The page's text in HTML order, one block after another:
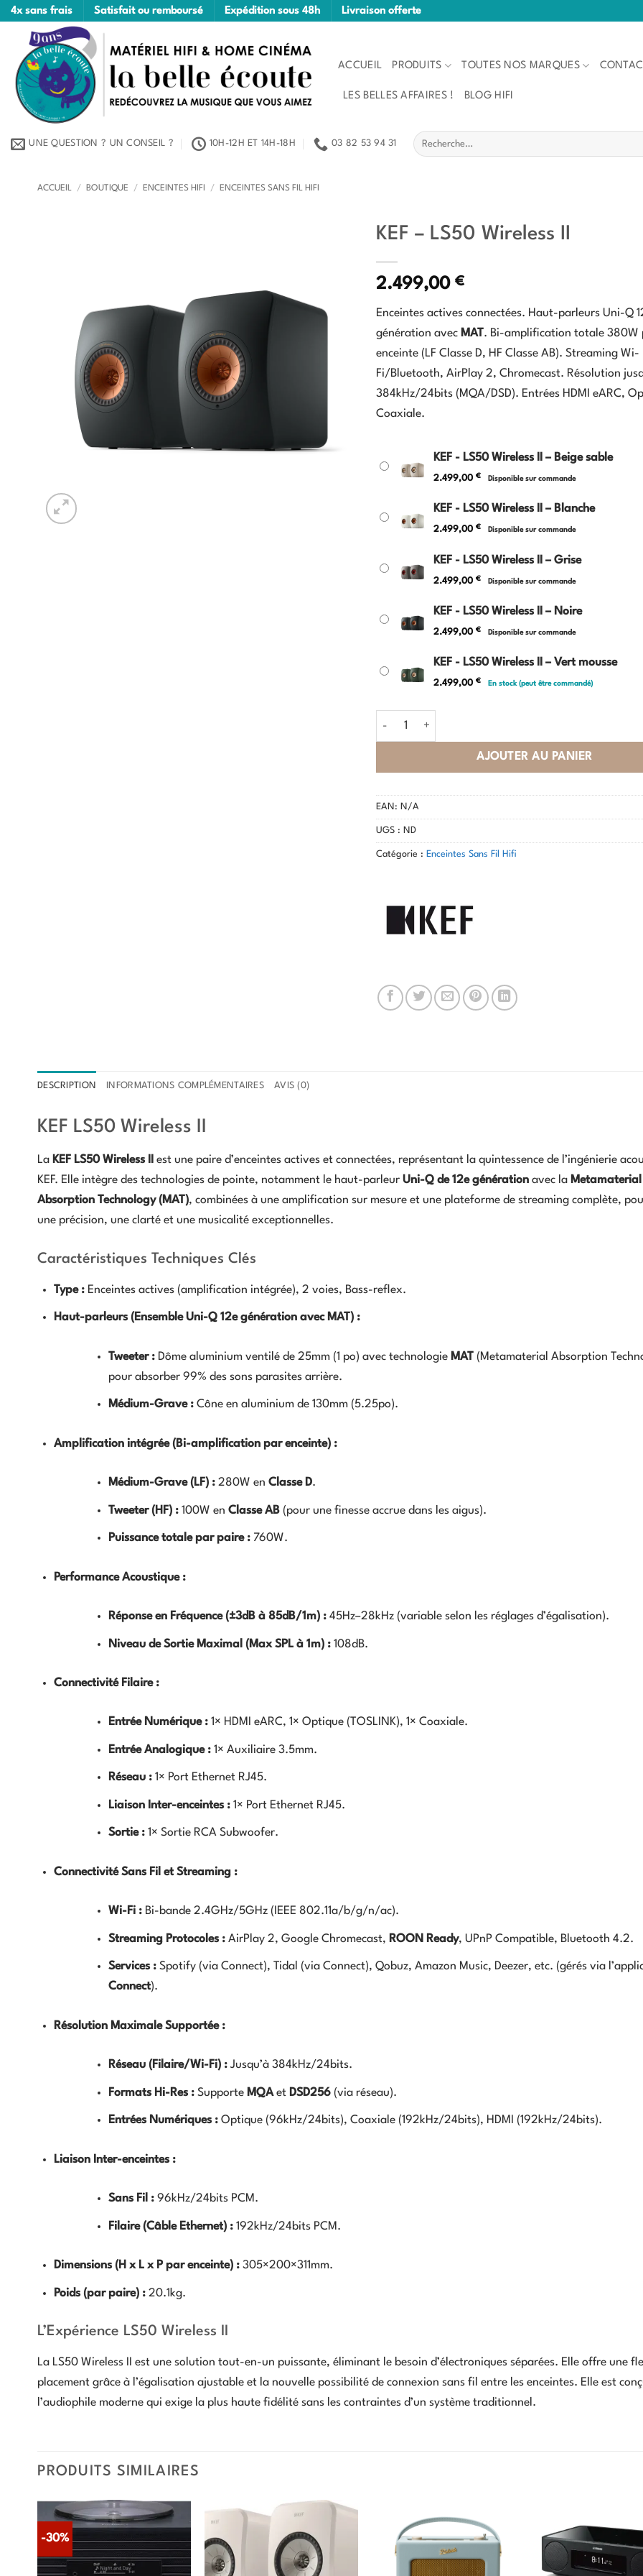
Passer
contenu
4x sans frais Satisfait ou remboursé Expédition sous 48h Livraison offerte
ACCUEIL PRODUITS TOUTES NOS MARQUES
LES BELLES AFFAIRES ! BLOG HIFI
UNE QUESTION ? UN CONSEIL ? 10H-12H ET 14H-18H 03 82 53 94 31
Recherche
pour :
ACCUEIL / BOUTIQUE / ENCEINTES HIFI / ENCEINTES SANS FIL HIFI
KEF – LS50 Wireless II
2.499,00 €
Enceintes actives connectées. Haut-parleurs Uni-Q
génération avec MAT . Bi-amplification totale 380W
enceinte (LF Classe D, HF Classe AB). Streaming Wi-
Fi/Bluetooth, AirPlay 2, Chromecast. Résolution
384kHz/24bits (MQA/DSD). Entrées HDMI eARC,
Coaxiale.
KEF - LS50 Wireless II – Beige sable
2.499,00 € Disponible sur commande
KEF - LS50 Wireless II – Blanche
2.499,00 € Disponible sur commande
KEF - LS50 Wireless II – Grise
2.499,00 € Disponible sur commande
KEF - LS50 Wireless II – Noire
2.499,00 € Disponible sur commande
KEF - LS50 Wireless II – Vert mousse
2.499,00 € En stock (peut être commandé)
quantité de KEF - LS50 Wireless II
AJOUTER AU PANIER
EAN: N/A
UGS : ND
Catégorie : Enceintes Sans Fil Hifi
DESCRIPTION INFORMATIONS COMPLÉMENTAIRES AVIS (0)
KEF LS50 Wireless II
La KEF LS50 Wireless II
est une paire d’enceintes actives et connectées, représentant la quintessence de l’ingénierie
KEF. Elle intègre des technologies de pointe, notamment le haut-parleur Uni-Q de 12e génération avec la Metamaterial
Absorption Technology (MAT), combinées à une amplification sur mesure et une plateforme de streaming complète,
une précision, une clarté et une musicalité exceptionnelles.
Caractéristiques Techniques Clés
Type :Enceintes actives (amplification intégrée), 2 voies, Bass-reflex.
Haut-parleurs (Ensemble Uni-Q 12e génération avec MAT) :
Tweeter :Dôme aluminium ventilé de 25mm(1 po) avec technologie MAT
(Metamaterial Absorption
pour absorber 99% des sons parasites arrière.
Médium-Grave :Cône en aluminium de 130mm(5.25po).
Amplification intégrée (Bi-amplification par enceinte) :
Médium-Grave (LF) : 280W en Classe D.
Tweeter (HF) : 100W en Classe AB(pour une finesse accrue dans les aigus).
Puissance totale par paire : 760W.
Performance Acoustique :
Réponse en Fréquence (±3d Bà 85d B/1 m) : 45Hz–28kHz(variable selon les réglages d’égalisation).
Niveau de Sortie Maximal (Max SPL à 1 m) : 108d B.
Connectivité Filaire :
Entrée Numérique : 1× HDMI eARC, 1× Optique (TOSLINK), 1× Coaxiale.
Entrée Analogique : 1× Auxiliaire 3.5mm.
Réseau : 1× Port Ethernet RJ45.
Liaison Inter-enceintes : 1× Port Ethernet RJ45.
Sortie : 1× Sortie RCA Subwoofer.
Connectivité Sans Fil et Streaming :
Wi-Fi :Bi-bande 2.4GHz/5GHz(IEEE 802.11a/b/g/n/ac).
Streaming Protocoles :AirPlay 2, Google Chromecast, ROON Ready, UPnP Compatible, Bluetooth 4.2.
Services :Spotify (via Connect), Tidal (via Connect), Qobuz, Amazon Music, Deezer, etc. (gérés via
Connect).
Résolution Maximale Supportée :
Réseau (Filaire/Wi-Fi) :Jusqu’à 384kHz/24bits.
Formats Hi-Res :Supporte MQAet DSD256(via réseau).
Entrées Numériques :Optique (96kHz/24bits), Coaxiale (192kHz/24bits), HDMI (192kHz/24bits).
Liaison Inter-enceintes :
Sans Fil : 96kHz/24bitsPCM.
Filaire (Câble Ethernet) : 192kHz/24bitsPCM.
Dimensions (H x L x P par enceinte) : 305×200×311mm.
Poids (par paire) : 20.1 kg.
L’Expérience LS50 Wireless II
La LS50 Wireless II est une solution tout-en-un puissante, éliminant le besoin d’électroniques séparées. Elle offre une
placement grâce à l’égalisation ajustable et la nouvelle possibilité de connexion sans fil entre les enceintes. Elle est
l’audiophile moderne qui exige la plus haute fidélité sans les contraintes d’un système traditionnel.
PRODUITS SIMILAIRES
-30%